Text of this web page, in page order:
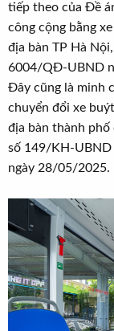
tiếp theo của Đề
công cộng bằng
địa bàn TP Hà
6004/QĐ-UBND
Đây cũng là minh
chuyển đổi xe
địa bàn thành phố
số 149/KH-UBND
ngày 28/05/2025.